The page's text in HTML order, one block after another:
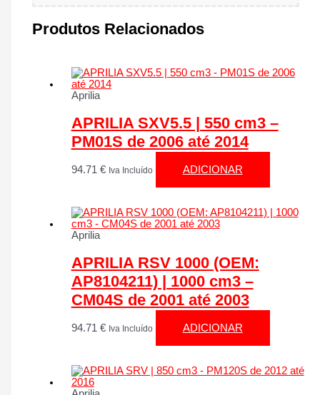
Produtos Relacionados
Aprilia
APRILIA SXV5.5 | 550 cm3 –
PM01S de 2006 até 2014
94.71 € Iva Incluído ADICIONAR
Aprilia
APRILIA RSV 1000 (OEM:
AP8104211) | 1000 cm3 –
CM04S de 2001 até 2003
94.71 € Iva Incluído ADICIONAR